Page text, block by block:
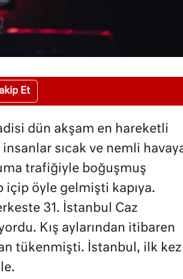
Et
dün akşam en hareketli
sıcak ve nemli
trafiğiyle boğuşmuş
öyle gelmişti kapıya.
31. İstanbul Caz
Kış aylarından itibaren
tükenmişti. İstanbul, ilk kez